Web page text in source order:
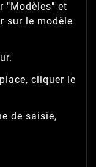
"Modèles" et
sur le modèle
cliquer le
de saisie,